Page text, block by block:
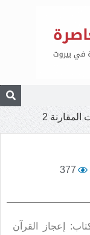
2
377
إعجاز القرآن